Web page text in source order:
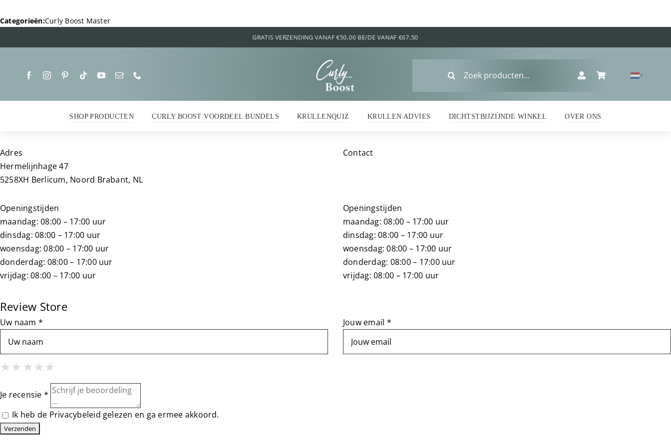
naar
Categorieën:Curly Boost Master
Zoeken
naar:
▼
SHOP PRODUCTEN CURLY BOOST VOORDEEL BUNDELS KRULLENQUIZ KRULLEN ADVIES DICHTSTBIJZIJNDE WINKEL OVER ONS
Adres
Hermelijnhage 47
5258XH Berlicum, Noord Brabant, NL
Contact
Openingstijden
maandag: 08:00 – 17:00 uur
dinsdag: 08:00 – 17:00 uur
woensdag: 08:00 – 17:00 uur
donderdag: 08:00 – 17:00 uur
vrijdag: 08:00 – 17:00 uur
Openingstijden
maandag: 08:00 – 17:00 uur
dinsdag: 08:00 – 17:00 uur
woensdag: 08:00 – 17:00 uur
donderdag: 08:00 – 17:00 uur
vrijdag: 08:00 – 17:00 uur
Review Store
Uw naam * Jouw email *
★1 Star
★★2 Stars
★★ ★3 Stars
★★ ★★4 Stars
★★ ★★★5 Stars
Je recensie *
Ik heb de Privacybeleid gelezen en ga ermee akkoord.